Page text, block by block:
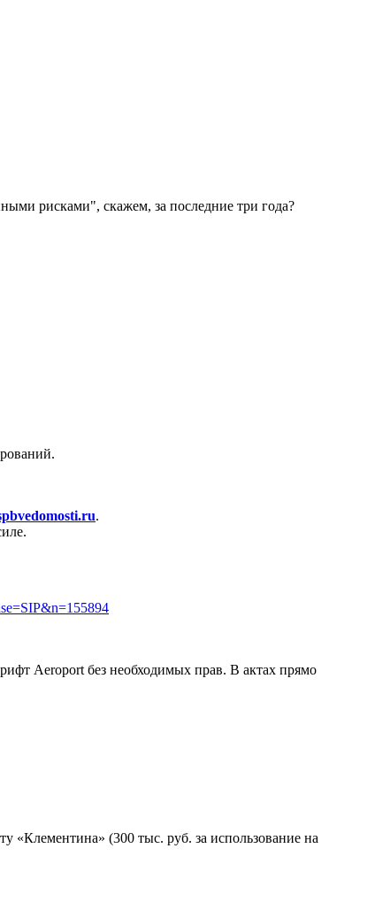
рисками", скажем, за последние три года?
.
Aeroport без необходимых прав. В актах прямо
«Клементина» (300 тыс. руб. за использование на